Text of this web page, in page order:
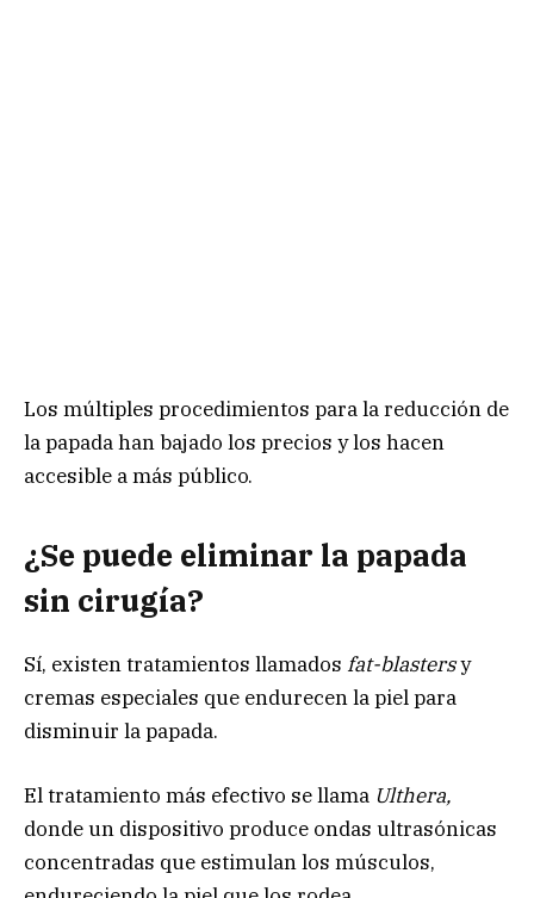
Los múltiples procedimientos para la reducción de
la papada han bajado los precios y los hacen
accesible a más público.
¿Se puede eliminar la papada
sin cirugía?
Sí, existen tratamientos llamados fat-blastersy
cremas especiales que endurecen la piel para
disminuir la papada.
El tratamiento más efectivo se llama Ulthera,
donde un dispositivo produce ondas ultrasónicas
concentradas que estimulan los músculos,